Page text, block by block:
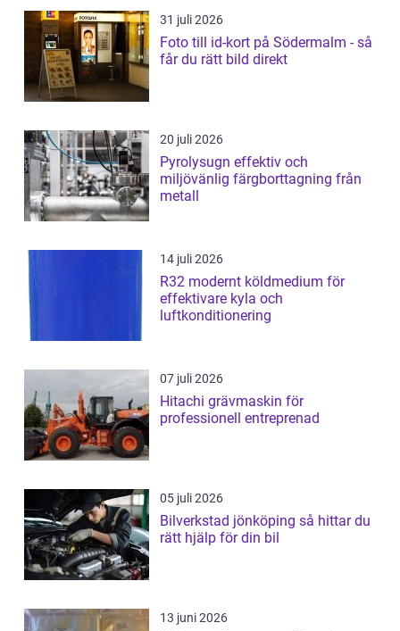
31 juli 2026
Foto till id-kort på Södermalm - så
får du rätt bild direkt
20 juli 2026
Pyrolysugn effektiv och
miljövänlig färgborttagning från
metall
14 juli 2026
R32 modernt köldmedium för
effektivare kyla och
luftkonditionering
07 juli 2026
Hitachi grävmaskin för
professionell entreprenad
05 juli 2026
Bilverkstad jönköping så hittar du
rätt hjälp för din bil
13 juni 2026